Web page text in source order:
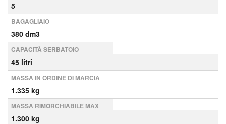
5
BAGAGLIAIO
380 dm3
CAPACITÀ SERBATOIO
45 litri
MASSA IN ORDINE DI MARCIA
1.335 kg
MASSA RIMORCHIABILE MAX
1.300 kg